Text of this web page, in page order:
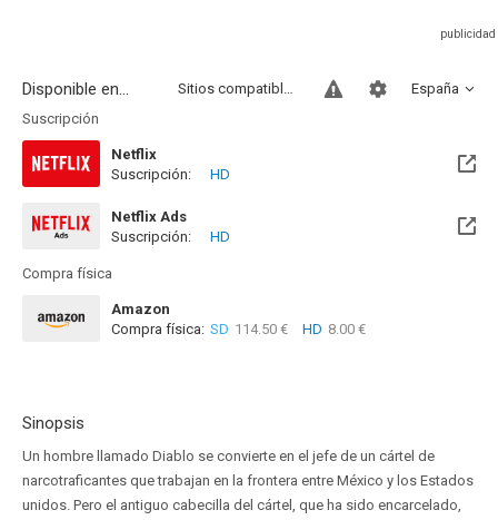
Disponible en... España
Sitios compatibles
Suscripción
Netflix
Disponible hasta el Vie, 14 Ago 2026 (Quedan 8 días)
Suscripción: HD
Netflix Ads
Disponible hasta el Vie, 14 Ago 2026 (Quedan 8 días)
Suscripción: HD
Compra física
Amazon
Compra física: SD 114.50 € HD 8.00 €
Sinopsis
Un hombre llamado Diablo se convierte en el jefe de un cártel de
narcotraficantes que trabajan en la frontera entre México y los Estados
unidos. Pero el antiguo cabecilla del cártel, que ha sido encarcelado,